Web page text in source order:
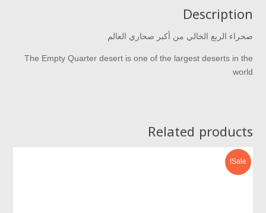
Description
صحراء الربع الخالي من أكبر صحاري العالم
The Empty Quarter desert is one of the largest deserts in the
world
Related products
Sale!